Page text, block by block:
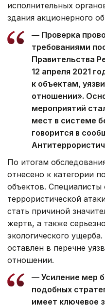
исполнительных
здания акционерного
— Проверка
требованиями
Правительства
12 апреля 2021
к объектам,
отношении».
мероприятий
мест в системе
говорится в
По итогам
отнесено к категории
объектов. Специалисты
террористической
стать причиной
жертв, а также
экологического
оставлен в перечне
отношении.
— Усиление мер
подобных
имеет ключевое